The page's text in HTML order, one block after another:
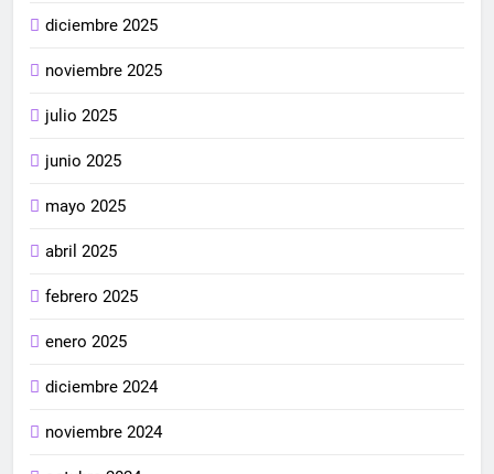
diciembre 2025
noviembre 2025
julio 2025
junio 2025
mayo 2025
abril 2025
febrero 2025
enero 2025
diciembre 2024
noviembre 2024